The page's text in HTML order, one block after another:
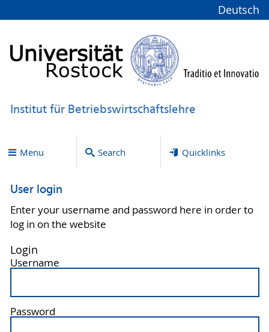
Deutsch
Institut für Betriebswirtschaftslehre
Menu Search Quicklinks
User login
Enter your username and password here in order to
log in on the website
Login
Username
Password